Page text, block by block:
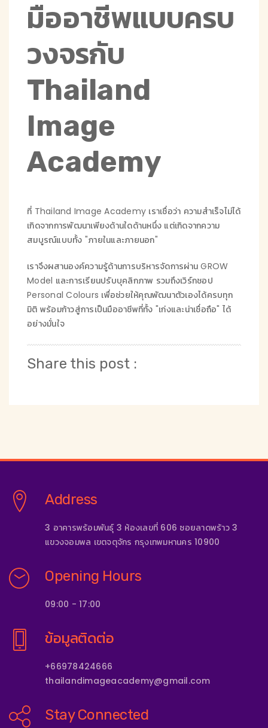
มืออาชีพแบบครบ
วงจรกับ
Thailand
Image
Academy
ที่ Thailand Image Academy เราเชื่อว่า ความสำเร็จไม่ได้
เกิดจากการพัฒนาเพียงด้านใดด้านหนึ่ง แต่เกิดจากความ
สมบูรณ์แบบทั้ง "ภายในและภายนอก"
เราจึงผสานองค์ความรู้ด้านการบริหารจัดการผ่าน GROW
Model และการเรียนปรับบุคลิกภาพ รวมถึงเวิร์กชอป
Personal Colours เพื่อช่วยให้คุณพัฒนาตัวเองได้ครบทุก
มิติ พร้อมก้าวสู่การเป็นมืออาชีพที่ทั้ง "เก่งและน่าเชื่อถือ" ได้
อย่างมั่นใจ
Share this post :
Address
3 อาคารพร้อมพันธุ์ 3 ห้องเลขที่ 606 ซอยลาดพร้าว 3
แขวงจอมพล เขตจตุจักร กรุงเทพมหานคร 10900
Opening Hours
09:00 - 17:00
ข้อมูลติดต่อ
+66978424666
thailandimageacademy@gmail.com
Stay Connected